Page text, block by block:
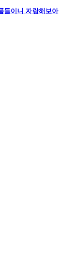
들이니 자랑해보아